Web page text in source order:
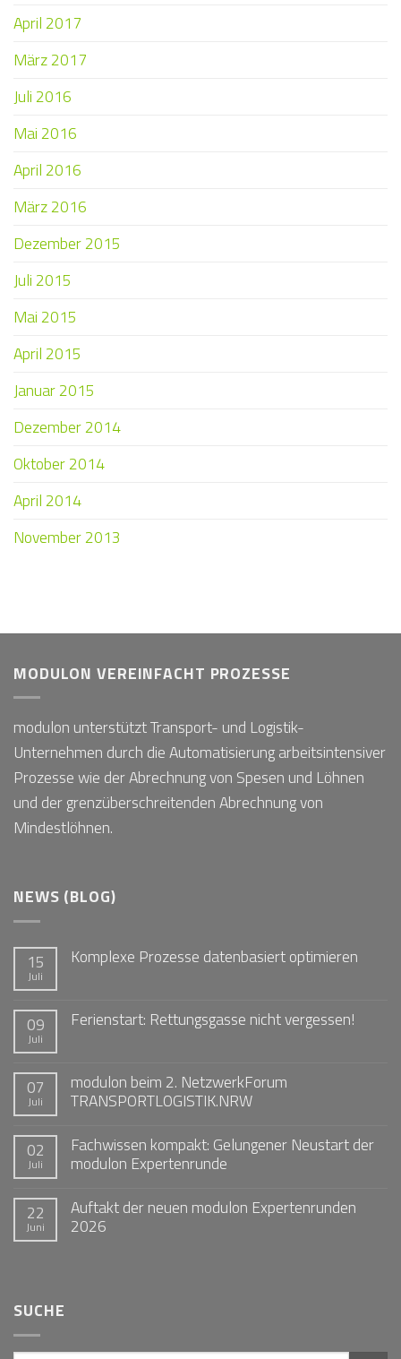
April 2017
März 2017
Juli 2016
Mai 2016
April 2016
März 2016
Dezember 2015
Juli 2015
Mai 2015
April 2015
Januar 2015
Dezember 2014
Oktober 2014
April 2014
November 2013
MODULON VEREINFACHT PROZESSE
modulon unterstützt Transport- und Logistik-
Unternehmen durch die Automatisierung arbeitsintensiver
Prozesse wie der Abrechnung von Spesen und Löhnen
und der grenzüberschreitenden Abrechnung von
Mindestlöhnen.
NEWS (BLOG)
15
Juli
Komplexe Prozesse datenbasiert optimieren
09
Juli
Ferienstart: Rettungsgasse nicht vergessen!
07
Juli
modulon beim 2. NetzwerkForum
TRANSPORTLOGISTIK.NRW
02
Juli
Fachwissen kompakt: Gelungener Neustart der
modulon Expertenrunde
22
Juni
Auftakt der neuen modulon Expertenrunden
2026
SUCHE